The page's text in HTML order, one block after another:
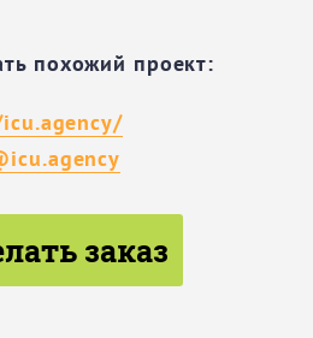
похожий проект:
заказ